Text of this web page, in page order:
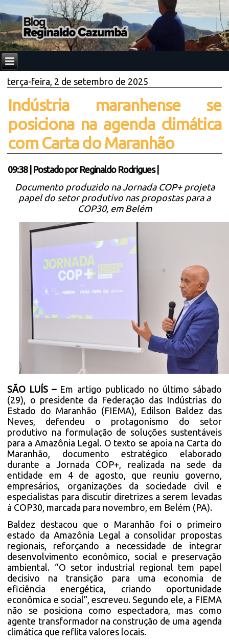
terça-feira, 2 de setembro de 2025
Indústria maranhense se
posiciona na agenda climática
com Carta do Maranhão
09:38| Postado por Reginaldo Rodrigues
Documento produzido na Jornada COP+ projeta
papel do setor produtivo nas propostas para a
COP30, em Belém
SÃO LUÍS –Em artigo publicado no último sábado
(29), o presidente da Federação das Indústrias do
Estado do Maranhão (FIEMA), Edilson Baldez das
Neves, defendeu o protagonismo do setor
produtivo na formulação de soluções sustentáveis
para a Amazônia Legal. O texto se apoia na Carta do
Maranhão, documento estratégico elaborado
durante a Jornada COP+, realizada na sede da
entidade em 4 de agosto, que reuniu governo,
empresários, organizações da sociedade civil e
especialistas para discutir diretrizes a serem levadas
à COP30, marcada para novembro, em Belém (PA).
Baldez destacou que o Maranhão foi o primeiro
estado da Amazônia Legal a consolidar propostas
regionais, reforçando a necessidade de integrar
desenvolvimento econômico, social e preservação
ambiental. “O setor industrial regional tem papel
decisivo na transição para uma economia de
eficiência energética, criando oportunidade
econômica e social”, escreveu. Segundo ele, a FIEMA
não se posiciona como espectadora, mas como
agente transformador na construção de uma agenda
climática que reflita valores locais.